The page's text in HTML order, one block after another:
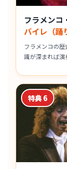
フラメンコ
バイレ（踊
フラメンコの
識が深まれば演
特典 6